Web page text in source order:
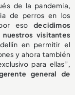
de la pandemia,
de perros en los
eso decidimos
visitantes
en permitir el
y ahora también
para ellas”,
erente general de